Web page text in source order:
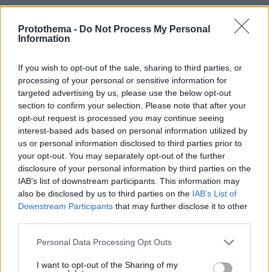
Protothema - Do Not Process My Personal
Information
If you wish to opt-out of the sale, sharing to third parties, or
processing of your personal or sensitive information for
targeted advertising by us, please use the below opt-out
section to confirm your selection. Please note that after your
opt-out request is processed you may continue seeing
interest-based ads based on personal information utilized by
us or personal information disclosed to third parties prior to
your opt-out. You may separately opt-out of the further
disclosure of your personal information by third parties on the
IAB’s list of downstream participants. This information may
also be disclosed by us to third parties on the IAB’s List of
Downstream Participants that may further disclose it to other
Please note that this website/app uses one or more Google
not limited to your visit or usage behaviour. You may click to
Personal Data Processing Opt Outs
I want to opt-out of the Sharing of my
γεγονός που υπενθύμισε πόσο εύθραυστη
παραμένει η κατάσταση στη Μέση Ανατολή.
Newmoney.gr
Ακολουθήστε τοprotothema.gr στο Google News
και μάθετε πρώτοι όλες τις ειδήσεις
Δείτε όλες τις τελευταίεςΕιδήσειςαπό την Ελλάδα
και τον Κόσμο, τη στιγμή που συμβαίνουν, στο
Protothema.gr
ΡΟΗ ΕΙΔΗΣΕΩΝ
Ειδήσεις Δημοφιλή Σχολιασμένα